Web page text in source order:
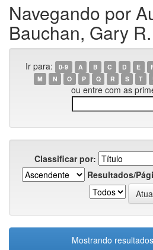
Navegando por
Bauchan, Gary R.
Ir para: 0-9 A B C D E
M
N O P Q R S T
ou entre com as
Classificar por:
Resultados/
Mostrando